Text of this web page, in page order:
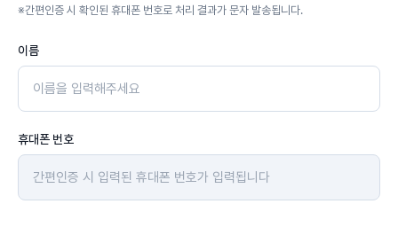
※간편인증 시 확인된 휴대폰 번호로 처리 결과가 문자 발송됩니다.
이름
휴대폰 번호